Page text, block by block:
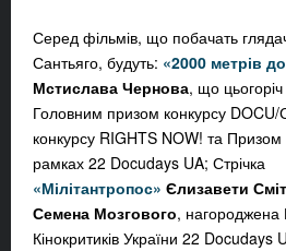
Серед фільмів, що побачать
Сантьяго, будуть: «2000 метрів
Мстислава Чернова, що
Головним призом конкурсу
конкурсу RIGHTS NOW! та Призом
рамках 22 Docudays UA; Стрічка
«Мілітантропос» Єлизавети Сміт
Семена Мозгового, нагороджена
Кінокритиків України 22 Docudays